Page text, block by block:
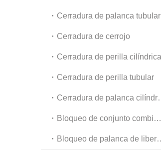
Cerradura de palanca tubular
Cerradura de cerrojo
Cerradura de perilla cilíndrica
Cerradura de perilla tubular
Bloqueo de conjunto combinado
Bloqueo de